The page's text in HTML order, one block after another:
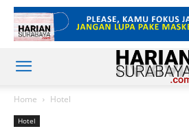
Home Hotel
Hotel